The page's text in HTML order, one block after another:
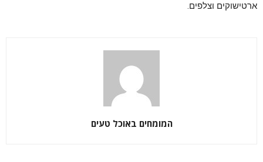
ארטישוקים וצלפים.
המומחים באוכל טעים